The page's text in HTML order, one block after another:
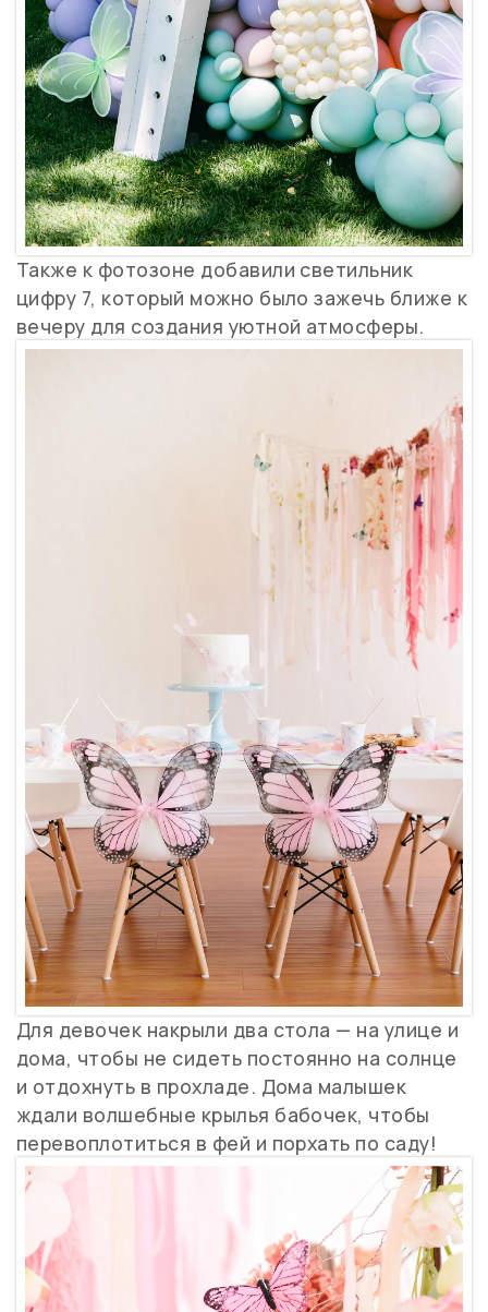
Также к фотозоне добавили светильник
цифру 7, который можно было зажечь ближе к
вечеру для создания уютной атмосферы.
Для девочек накрыли два стола — на улице и
дома, чтобы не сидеть постоянно на солнце
и отдохнуть в прохладе. Дома малышек
ждали волшебные крылья бабочек, чтобы
перевоплотиться в фей и порхать по саду!